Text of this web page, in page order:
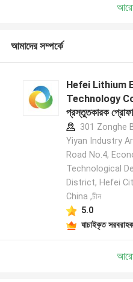
আমাদের সম্পর্কে
Hefei Lithium
Technology
প্রস্তুতকারক
301 Zonghe
Yiyan Industry
Road No.4,
Technological
District, Hefei
China ,চীন
5.0
যাচাইকৃত